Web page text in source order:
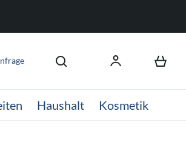
Haushalt Kosmetik